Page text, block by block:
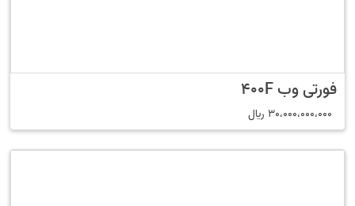
فورتی وب 400F
30،000،000،000 ﷼